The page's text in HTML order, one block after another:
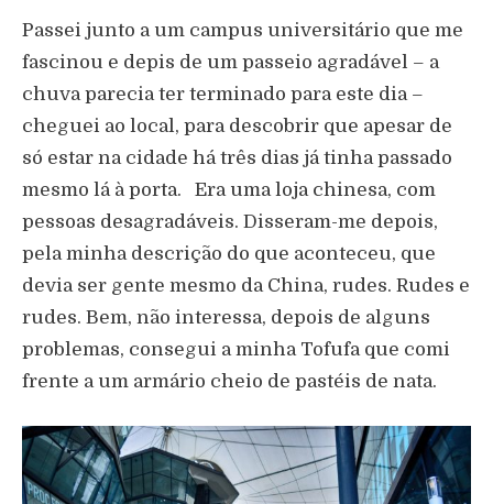
Passei junto a um campus universitário que me
fascinou e depis de um passeio agradável – a
chuva parecia ter terminado para este dia –
cheguei ao local, para descobrir que apesar de
só estar na cidade há três dias já tinha passado
mesmo lá à porta. Era uma loja chinesa, com
pessoas desagradáveis. Disseram-me depois,
pela minha descrição do que aconteceu, que
devia ser gente mesmo da China, rudes. Rudes e
rudes. Bem, não interessa, depois de alguns
problemas, consegui a minha Tofufa que comi
frente a um armário cheio de pastéis de nata.